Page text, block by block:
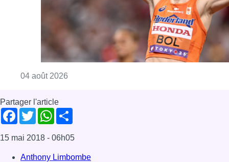
04 août 2026
Partager l'article
Facebook
TwitterWhatsApp
15 mai 2018 - 06h05
Anthony Limbombe